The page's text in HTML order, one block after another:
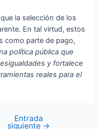
la selección de los
En tal virtud, estos
como parte de pago,
política pública que
y fortalece
reales para el
Entrada
siguiente →